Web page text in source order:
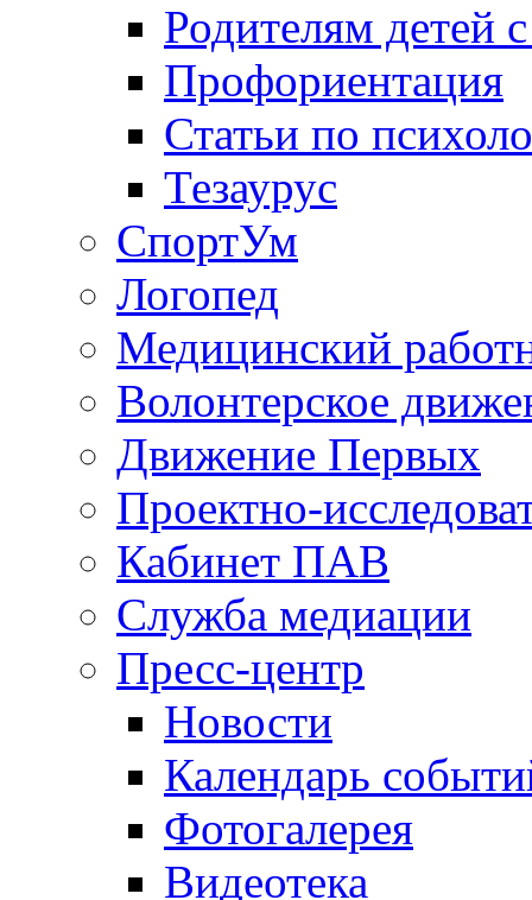
Родителям детей
Профориентация
Статьи по
Тезаурус
СпортУм
Логопед
Медицинский
Волонтерское
Движение Первых
Проектно-
Кабинет ПАВ
Служба медиации
Пресс-центр
Новости
Календарь
Фотогалерея
Видеотека